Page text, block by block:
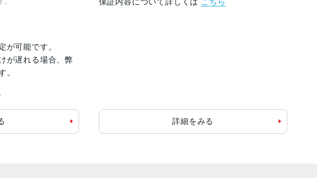
が可能です。
が遅れる場合、弊
。
保証内容について詳しくは こちら
詳細をみる